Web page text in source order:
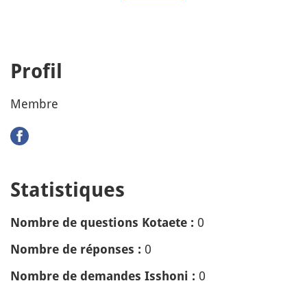
Profil
Membre
Statistiques
Nombre de questions Kotaete : 0
Nombre de réponses : 0
Nombre de demandes Isshoni : 0